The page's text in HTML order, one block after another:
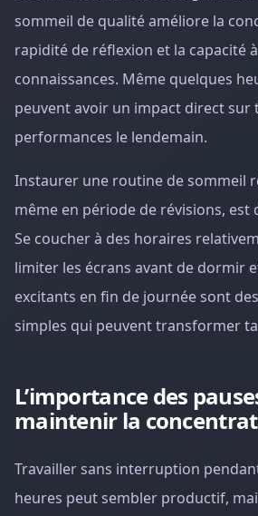
sommeil de qualité améliore la
rapidité de réflexion et la capacité
connaissances. Même quelques
peuvent avoir un impact direct sur
performances le lendemain.
Instaurer une routine de sommeil
même en période de révisions, est
Se coucher à des horaires
limiter les écrans avant de dormir
excitants en fin de journée sont
simples qui peuvent transformer
L’importance des
maintenir la
Travailler sans interruption
heures peut sembler productif,